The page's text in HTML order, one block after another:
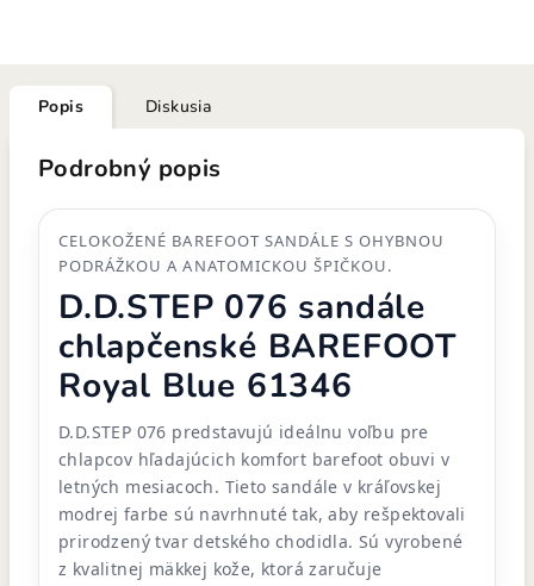
Popis Diskusia
Podrobný popis
CELOKOŽENÉ BAREFOOT SANDÁLE S OHYBNOU
PODRÁŽKOU A ANATOMICKOU ŠPIČKOU.
D.D.STEP 076 sandále
chlapčenské BAREFOOT
Royal Blue 61346
D.D.STEP 076 predstavujú ideálnu voľbu pre
chlapcov hľadajúcich komfort barefoot obuvi v
letných mesiacoch. Tieto sandále v kráľovskej
modrej farbe sú navrhnuté tak, aby rešpektovali
prirodzený tvar detského chodidla. Sú vyrobené
z kvalitnej mäkkej kože, ktorá zaručuje